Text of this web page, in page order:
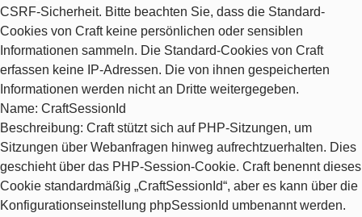
CSRF-Sicherheit. Bitte beachten Sie, dass die Standard-
Cookies von Craft keine persönlichen oder sensiblen
Informationen sammeln. Die Standard-Cookies von Craft
erfassen keine IP-Adressen. Die von ihnen gespeicherten
Informationen werden nicht an Dritte weitergegeben.
Name: CraftSessionId
Beschreibung: Craft stützt sich auf PHP-Sitzungen, um
Sitzungen über Webanfragen hinweg aufrechtzuerhalten. Dies
geschieht über das PHP-Session-Cookie. Craft benennt dieses
Cookie standardmäßig „CraftSessionId“, aber es kann über die
Konfigurationseinstellung phpSessionId umbenannt werden.